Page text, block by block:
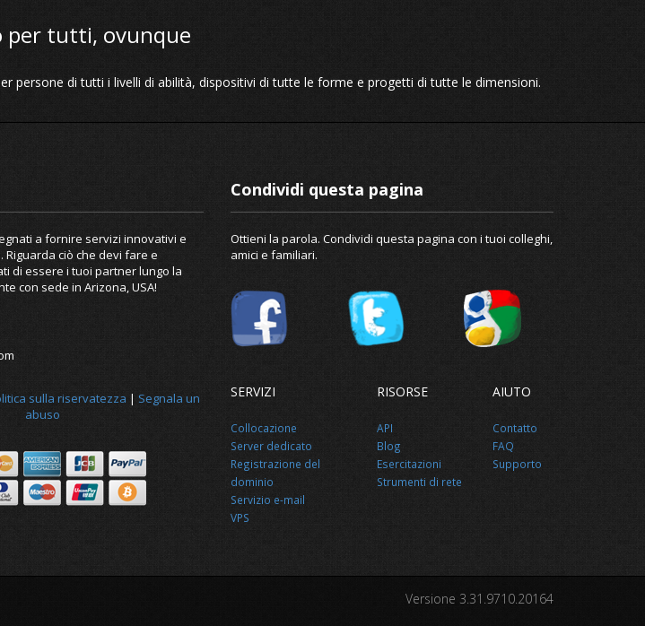
per tutti, ovunque
persone di tutti i livelli di abilità, dispositivi di tutte le forme e progetti di tutte le dimensioni.
a fornire servizi innovativi e
ciò che devi fare e
di essere i tuoi partner lungo la
con sede in Arizona, USA!
sulla riservatezza | Segnala un
abuso
Condividi questa pagina
Ottieni la parola. Condividi questa pagina con i tuoi colleghi,
amici e familiari.
SERVIZI
Collocazione
Server dedicato
Registrazione del
dominio
Servizio e-mail
VPS
RISORSE
API
Blog
Esercitazioni
Strumenti di rete
AIUTO
Contatto
FAQ
Supporto
Versione 3.31.9710.20164